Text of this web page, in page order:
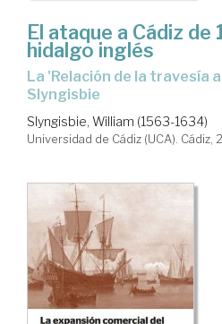
El ataque a Cádiz
hidalgo inglés
la 'Relación de la travesía a Cádiz' de sir William
Slyngisbie
Slyngisbie, William (1563-1634)
Universidad de Cádiz (UCA). Cádiz,